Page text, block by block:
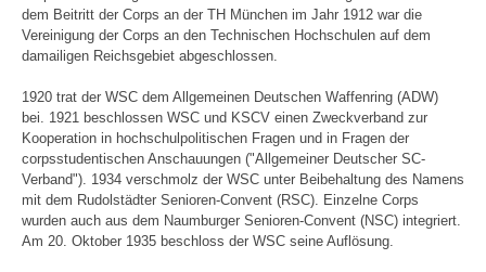
dem Beitritt der Corps an der TH München im Jahr 1912 war die
Vereinigung der Corps an den Technischen Hochschulen auf dem
damailigen Reichsgebiet abgeschlossen.
1920 trat der WSC dem Allgemeinen Deutschen Waffenring (ADW)
bei. 1921 beschlossen WSC und KSCV einen Zweckverband zur
Kooperation in hochschulpolitischen Fragen und in Fragen der
corpsstudentischen Anschauungen ("Allgemeiner Deutscher SC-
Verband"). 1934 verschmolz der WSC unter Beibehaltung des Namens
mit dem Rudolstädter Senioren-Convent (RSC). Einzelne Corps
wurden auch aus dem Naumburger Senioren-Convent (NSC) integriert.
Am 20. Oktober 1935 beschloss der WSC seine Auflösung.